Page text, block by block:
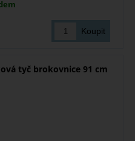
tyč brokovnice 91 cm